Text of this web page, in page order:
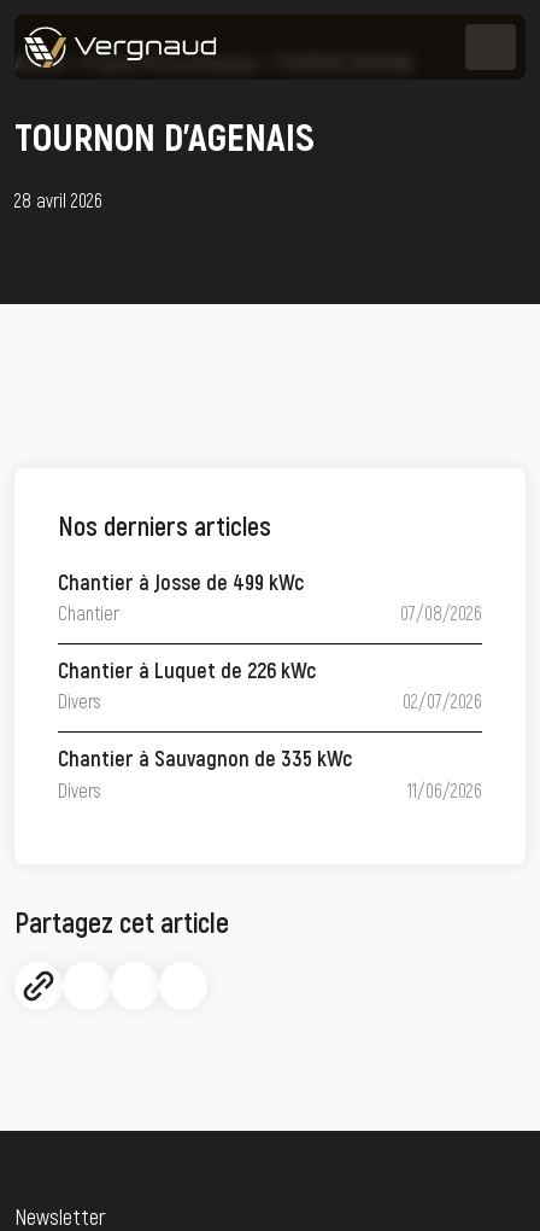
Accueil Projets Photovoltaïques
TOURNON D’AGENAIS
28 avril 2026
Nos derniers articles
Chantier à Josse de 499 kWc
Chantier 07/08/2026
Chantier à Luquet de 226 kWc
Divers 02/07/2026
Chantier à Sauvagnon de 335 kWc
Divers 11/06/2026
Partagez cet article
Newsletter